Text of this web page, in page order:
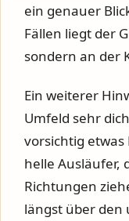
ein genauer
Fällen liegt der
sondern an der
Ein weiterer
Umfeld sehr
vorsichtig
helle Ausläufer,
Richtungen
längst über den